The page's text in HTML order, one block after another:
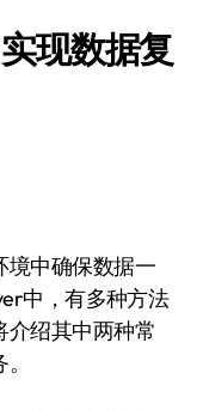
现数据复
中，有多种方法
介绍其中两种常